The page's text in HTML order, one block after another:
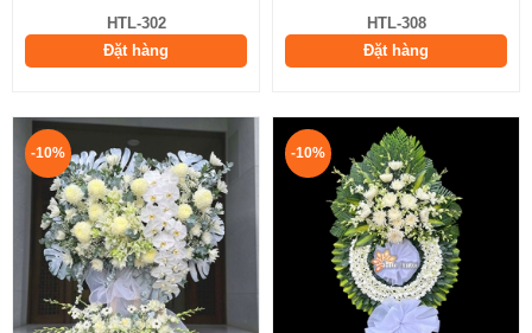
HTL-302
Đặt hàng
HTL-308
Đặt hàng
-10% -10%